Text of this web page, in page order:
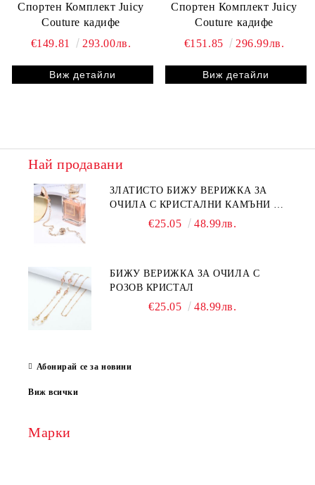
Спортен Комплект Juicy
Couture кадифе
€149.81
293.00лв.
Виж детайли
Спортен Комплект Juicy
Couture кадифе
€151.85
296.99лв.
Виж детайли
Най продавани
ЗЛАТИСТО БИЖУ ВЕРИЖКА ЗА
ОЧИЛА С КРИСТАЛНИ КАМЪНИ И
€25.05 48.99лв.
БИЖУ ВЕРИЖКА ЗА ОЧИЛА С
РОЗОВ КРИСТАЛ
€25.05 48.99лв.
Абонирай се за новини
Виж всички
Марки